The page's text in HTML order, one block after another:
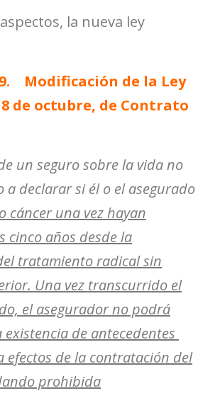
la nueva ley
Modificación de la Ley
8 de octubre, de Contrato
un seguro sobre la vida no
a declarar si él o el asegurado
cáncer una vez hayan
cinco años desde la
tratamiento radical sin
Una vez transcurrido el
el asegurador no podrá
de antecedentes
efectos de la contratación del
prohibida